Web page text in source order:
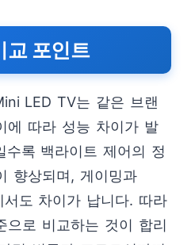
교 포인트
LED TV는 같은 브랜
에 따라 성능 차이가 발
수록 백라이트 제어의 정
향상되며, 게이밍과
도 차이가 납니다. 따라
으로 비교하는 것이 합리